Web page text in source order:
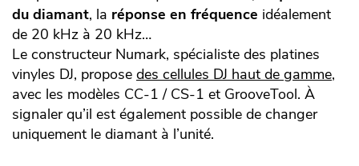
du diamant, la réponse en fréquence idéalement
de 20 kHz à 20 kHz…
Le constructeur Numark, spécialiste des platines
vinyles DJ, propose des cellules DJ haut de gamme,
avec les modèles CC-1 / CS-1 et GrooveTool. À
signaler qu’il est également possible de changer
uniquement le diamant à l’unité.